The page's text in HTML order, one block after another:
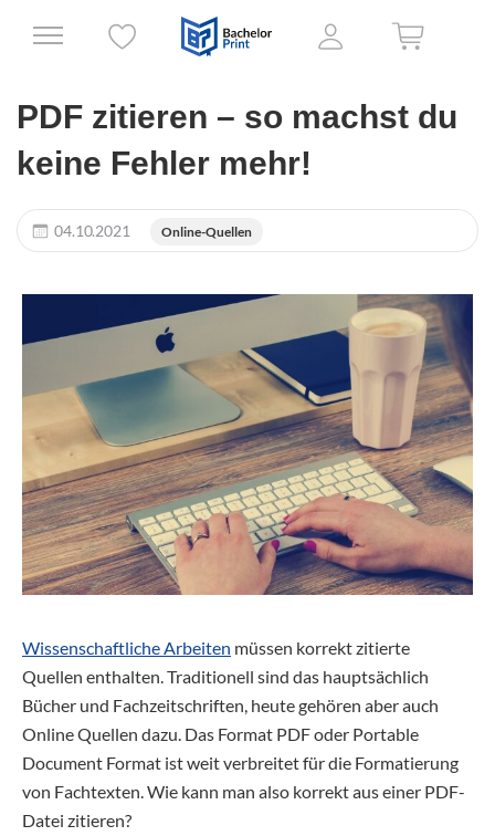
PDF zitieren – so machst du
keine Fehler mehr!
04.10.2021 Online-Quellen
Wissenschaftliche Arbeiten müssen korrekt zitierte
Quellen enthalten. Traditionell sind das hauptsächlich
Bücher und Fachzeitschriften, heute gehören aber auch
Online Quellen dazu. Das Format PDF oder Portable
Document Format ist weit verbreitet für die Formatierung
von Fachtexten. Wie kann man also korrekt aus einer PDF-
Datei zitieren?